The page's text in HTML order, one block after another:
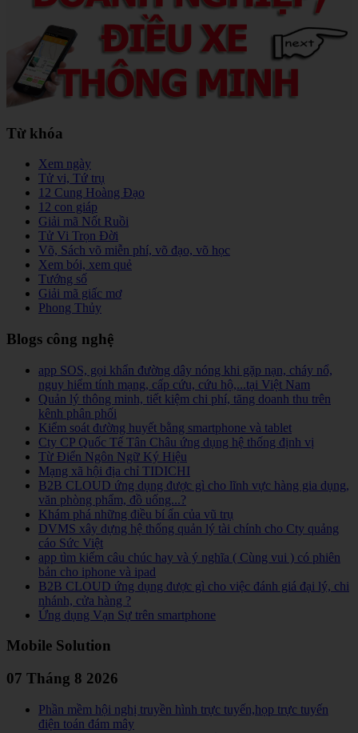
Từ khóa
Xem ngày
Tử vi, Tứ trụ
12 Cung Hoàng Đạo
12 con giáp
Giải mã Nốt Ruồi
Tử Vi Trọn Đời
Võ, Sách võ miễn phí, võ đạo, võ học
Xem bói, xem quẻ
Tướng số
Giải mã giấc mơ
Phong Thủy
Blogs công nghệ
app SOS, gọi khẩn đường dây nóng khi gặp nạn, cháy nổ,
nguy hiểm tính mạng, cấp cứu, cứu hộ,...tại Việt Nam
Quản lý thông minh, tiết kiệm chi phí, tăng doanh thu trên
kênh phân phối
Kiểm soát đường huyết bằng smartphone và tablet
Cty CP Quốc Tế Tân Châu ứng dụng hệ thống định vị
Từ Điển Ngôn Ngữ Ký Hiệu
Mạng xã hội địa chỉ TIDICHI
B2B CLOUD ứng dụng được gì cho lĩnh vực hàng gia dụng,
văn phòng phẩm, đồ uống...?
Khám phá những điều bí ẩn của vũ trụ
DVMS xây dựng hệ thống quản lý tài chính cho Cty quảng
cáo Sức Việt
app tìm kiếm câu chúc hay và ý nghĩa ( Cùng vui ) có phiên
bản cho iphone và ipad
B2B CLOUD ứng dụng được gì cho việc đánh giá đại lý, chi
nhánh, cửa hàng ?
Ứng dụng Vạn Sự trên smartphone
Mobile Solution
07 Tháng 8 2026
Phần mềm hội nghị truyền hình trực tuyến,họp trực tuyến
điện toán đám mây